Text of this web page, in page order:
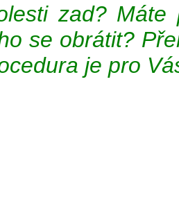
zad?
se obrátit?
je pro